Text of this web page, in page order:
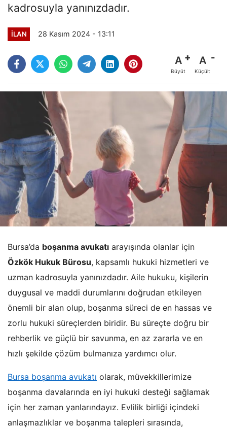
kadrosuyla yanınızdadır.
İLAN 28 Kasım 2024 - 13:11
A
Büyüt
A
Küçült
Bursa’da boşanma avukatı arayışında olanlar için
Özkök Hukuk Bürosu, kapsamlı hukuki hizmetleri ve
uzman kadrosuyla yanınızdadır. Aile hukuku, kişilerin
duygusal ve maddi durumlarını doğrudan etkileyen
önemli bir alan olup, boşanma süreci de en hassas ve
zorlu hukuki süreçlerden biridir. Bu süreçte doğru bir
rehberlik ve güçlü bir savunma, en az zararla ve en
hızlı şekilde çözüm bulmanıza yardımcı olur.
Bursa boşanma avukatı olarak, müvekkillerimize
boşanma davalarında en iyi hukuki desteği sağlamak
için her zaman yanlarındayız. Evlilik birliği içindeki
anlaşmazlıklar ve boşanma talepleri sırasında,